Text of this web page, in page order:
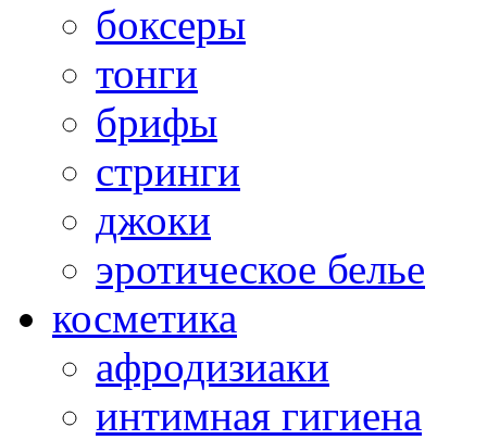
боксеры
тонги
брифы
стринги
джоки
эротическое белье
косметика
афродизиаки
интимная гигиена